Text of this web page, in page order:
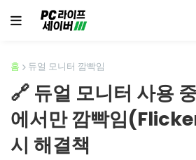
홈 듀얼 모니터 깜빡임
🔗 듀얼 모니터 사용
에서만 깜빡임
시 해결책